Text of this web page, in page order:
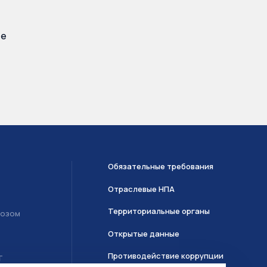
Обязательные требования
Отраслевые НПА
Территориальные органы
Открытые данные
Противодействие коррупции